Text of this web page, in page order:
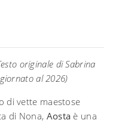
originale di Sabrina
al 2026)
di vette maestose
di Nona, Aosta è una